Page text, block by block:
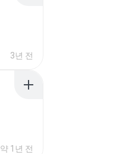
3년 전
약 1년 전